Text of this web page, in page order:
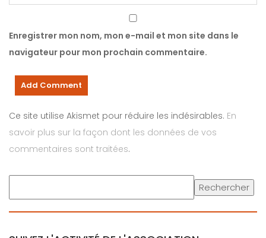
Enregistrer mon nom, mon e-mail et mon site dans le
navigateur pour mon prochain commentaire.
Ce site utilise Akismet pour réduire les indésirables. En
savoir plus sur la façon dont les données de vos
commentaires sont traitées.
Rechercher